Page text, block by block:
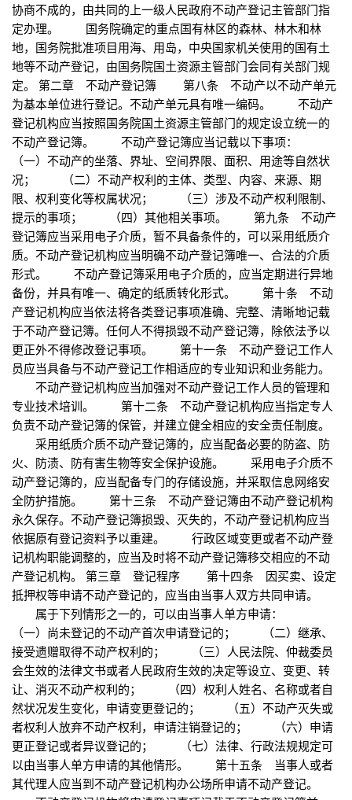
协商不成的，由共同的上一级人民政府不动产登记主管部门指
定办理。 国务院确定的重点国有林区的森林、林木和林
地，国务院批准项目用海、用岛，中央国家机关使用的国有土
地等不动产登记，由国务院国土资源主管部门会同有关部门规
定。 第二章 不动产登记簿 第八条 不动产以不动产单元
为基本单位进行登记。不动产单元具有唯一编码。 不动产
登记机构应当按照国务院国土资源主管部门的规定设立统一的
不动产登记簿。 不动产登记簿应当记载以下事项：
（一）不动产的坐落、界址、空间界限、面积、用途等自然状
况； （二）不动产权利的主体、类型、内容、来源、期
限、权利变化等权属状况； （三）涉及不动产权利限制、
提示的事项； （四）其他相关事项。 第九条 不动产
登记簿应当采用电子介质，暂不具备条件的，可以采用纸质介
质。不动产登记机构应当明确不动产登记簿唯一、合法的介质
形式。 不动产登记簿采用电子介质的，应当定期进行异地
备份，并具有唯一、确定的纸质转化形式。 第十条 不动
产登记机构应当依法将各类登记事项准确、完整、清晰地记载
于不动产登记簿。任何人不得损毁不动产登记簿，除依法予以
更正外不得修改登记事项。 第十一条 不动产登记工作人
员应当具备与不动产登记工作相适应的专业知识和业务能力。
不动产登记机构应当加强对不动产登记工作人员的管理和
专业技术培训。 第十二条 不动产登记机构应当指定专人
负责不动产登记簿的保管，并建立健全相应的安全责任制度。
采用纸质介质不动产登记簿的，应当配备必要的防盗、防
火、防渍、防有害生物等安全保护设施。 采用电子介质不
动产登记簿的，应当配备专门的存储设施，并采取信息网络安
全防护措施。 第十三条 不动产登记簿由不动产登记机构
永久保存。不动产登记簿损毁、灭失的，不动产登记机构应当
依据原有登记资料予以重建。 行政区域变更或者不动产登
记机构职能调整的，应当及时将不动产登记簿移交相应的不动
产登记机构。 第三章 登记程序 第十四条 因买卖、设定
抵押权等申请不动产登记的，应当由当事人双方共同申请。
属于下列情形之一的，可以由当事人单方申请：
（一）尚未登记的不动产首次申请登记的； （二）继承、
接受遗赠取得不动产权利的； （三）人民法院、仲裁委员
会生效的法律文书或者人民政府生效的决定等设立、变更、转
让、消灭不动产权利的； （四）权利人姓名、名称或者自
然状况发生变化，申请变更登记的； （五）不动产灭失或
者权利人放弃不动产权利，申请注销登记的； （六）申请
更正登记或者异议登记的； （七）法律、行政法规规定可
以由当事人单方申请的其他情形。 第十五条 当事人或者
其代理人应当到不动产登记机构办公场所申请不动产登记。